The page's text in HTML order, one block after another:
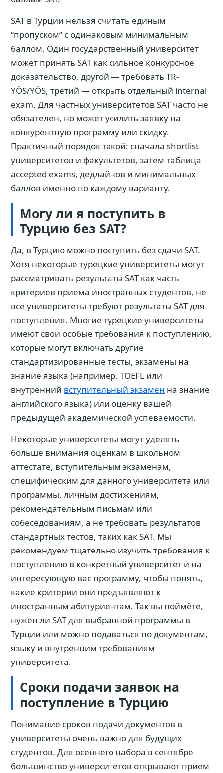
SAT в Турции нельзя считать единым
“пропуском” с одинаковым минимальным
баллом. Один государственный университет
может принять SAT как сильное конкурсное
доказательство, другой — требовать TR-
YÖS/YÖS, третий — открыть отдельный internal
exam. Для частных университетов SAT часто не
обязателен, но может усилить заявку на
конкурентную программу или скидку.
Практичный порядок такой: сначала shortlist
университетов и факультетов, затем таблица
accepted exams, дедлайнов и минимальных
баллов именно по каждому варианту.
Могу ли я поступить в
Турцию без SAT?
Да, в Турцию можно поступить без сдачи SAT.
Хотя некоторые турецкие университеты могут
рассматривать результаты SAT как часть
критериев приема иностранных студентов, не
все университеты требуют результаты SAT для
поступления. Многие турецкие университеты
имеют свои особые требования к поступлению,
которые могут включать другие
стандартизированные тесты, экзамены на
знание языка (например, TOEFL или
внутренний вступительный экзамен на знание
английского языка) или оценку вашей
предыдущей академической успеваемости.
Некоторые университеты могут уделять
больше внимания оценкам в школьном
аттестате, вступительным экзаменам,
специфическим для данного университета или
программы, личным достижениям,
рекомендательным письмам или
собеседованиям, а не требовать результатов
стандартных тестов, таких как SAT. Мы
рекомендуем тщательно изучить требования к
поступлению в конкретный университет и на
интересующую вас программу, чтобы понять,
какие критерии они предъявляют к
иностранным абитуриентам. Так вы поймёте,
нужен ли SAT для выбранной программы в
Турции или можно подаваться по документам,
языку и внутренним требованиям
университета.
Сроки подачи заявок на
поступление в Турцию
Понимание сроков подачи документов в
университеты очень важно для будущих
студентов. Для осеннего набора в сентябре
большинство университетов открывают прием